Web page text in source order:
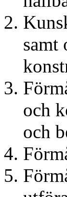
samt
och
och